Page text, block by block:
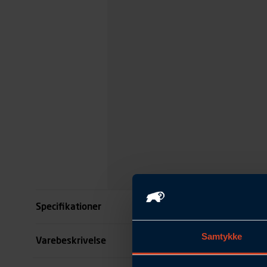
Samtykke
Specifikationer
Størrelse
Varebeskrivelse